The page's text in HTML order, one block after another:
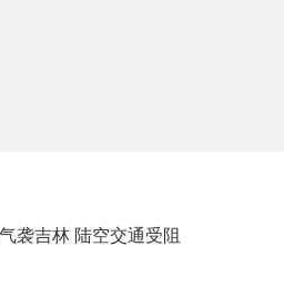
袭吉林 陆空交通受阻